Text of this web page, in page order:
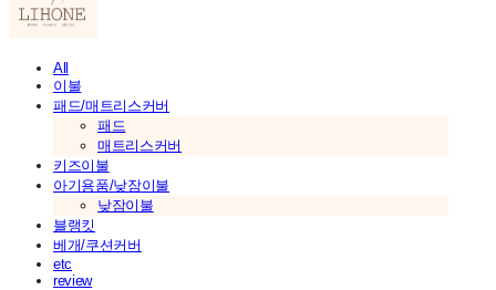
All
이불
패드/매트리스커버
패드
매트리스커버
키즈이불
아기용품/낮잠이불
낮잠이불
블랭킷
베개/쿠션커버
etc
review